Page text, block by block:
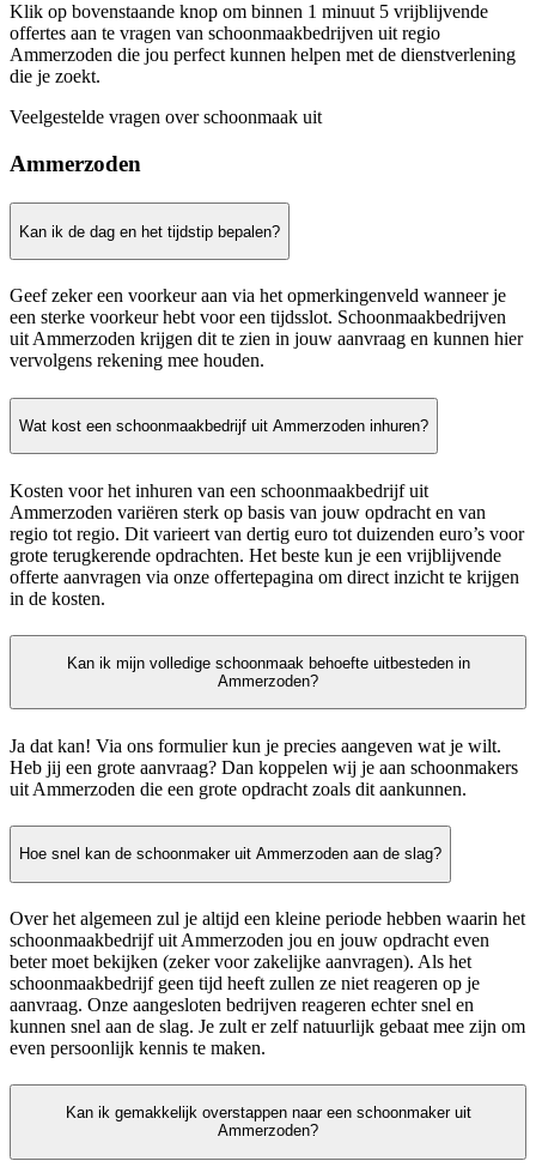
Klik op bovenstaande knop om binnen 1 minuut 5 vrijblijvende
offertes aan te vragen van schoonmaakbedrijven uit regio
Ammerzoden die jou perfect kunnen helpen met de dienstverlening
die je zoekt.
Veelgestelde vragen over schoonmaak uit
Ammerzoden
Kan ik de dag en het tijdstip bepalen?
Geef zeker een voorkeur aan via het opmerkingenveld wanneer je
een sterke voorkeur hebt voor een tijdsslot. Schoonmaakbedrijven
uit Ammerzoden krijgen dit te zien in jouw aanvraag en kunnen hier
vervolgens rekening mee houden.
Wat kost een schoonmaakbedrijf uit Ammerzoden inhuren?
Kosten voor het inhuren van een schoonmaakbedrijf uit
Ammerzoden variëren sterk op basis van jouw opdracht en van
regio tot regio. Dit varieert van dertig euro tot duizenden euro’s voor
grote terugkerende opdrachten. Het beste kun je een vrijblijvende
offerte aanvragen via onze offertepagina om direct inzicht te krijgen
in de kosten.
Kan ik mijn volledige schoonmaak behoefte uitbesteden in
Ammerzoden?
Ja dat kan! Via ons formulier kun je precies aangeven wat je wilt.
Heb jij een grote aanvraag? Dan koppelen wij je aan schoonmakers
uit Ammerzoden die een grote opdracht zoals dit aankunnen.
Hoe snel kan de schoonmaker uit Ammerzoden aan de slag?
Over het algemeen zul je altijd een kleine periode hebben waarin het
schoonmaakbedrijf uit Ammerzoden jou en jouw opdracht even
beter moet bekijken (zeker voor zakelijke aanvragen). Als het
schoonmaakbedrijf geen tijd heeft zullen ze niet reageren op je
aanvraag. Onze aangesloten bedrijven reageren echter snel en
kunnen snel aan de slag. Je zult er zelf natuurlijk gebaat mee zijn om
even persoonlijk kennis te maken.
Kan ik gemakkelijk overstappen naar een schoonmaker uit
Ammerzoden?